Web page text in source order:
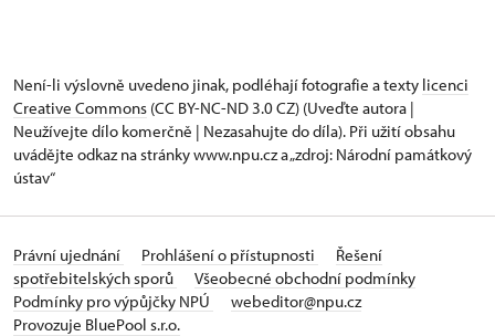
Není-li výslovně uvedeno jinak, podléhají fotografie a texty licenci
Creative Commons (CC BY-NC-ND 3.0 CZ) (Uveďte autora |
Neužívejte dílo komerčně | Nezasahujte do díla). Při užití obsahu
uvádějte odkaz na stránky www.npu.cz a „zdroj: Národní památkový
ústav“
Právní ujednání Prohlášení o přístupnosti
Řešení
spotřebitelských sporů
Všeobecné obchodní podmínky
Podmínky pro výpůjčky NPÚ
webeditor@npu.cz
Provozuje BluePool s.r.o.